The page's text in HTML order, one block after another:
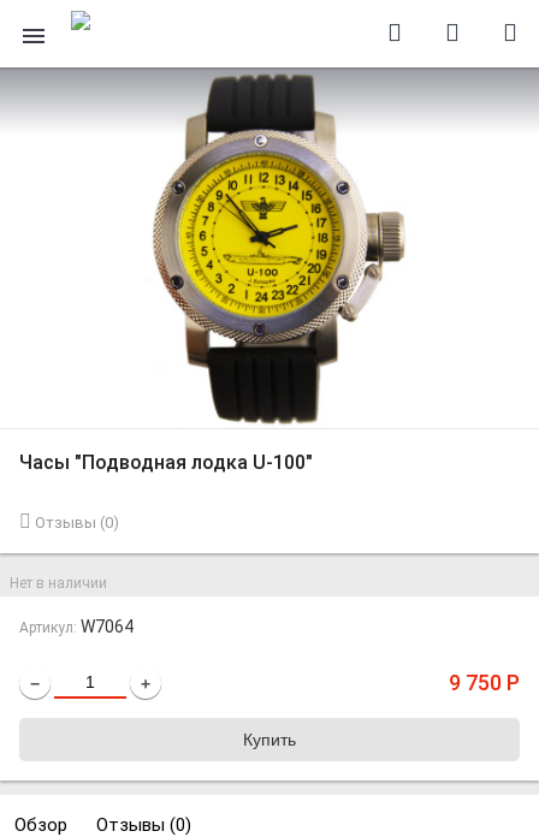
Часы "Подводная лодка U-100"
Отзывы (0)
Нет в наличии
Артикул: W7064
− + 9 750 Р
Обзор Отзывы (0)